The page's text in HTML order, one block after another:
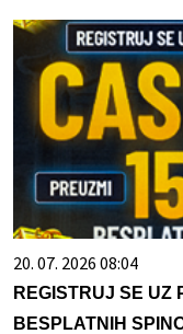
20. 07. 2026 08:04
REGISTRUJ SE UZ
BESPLATNIH